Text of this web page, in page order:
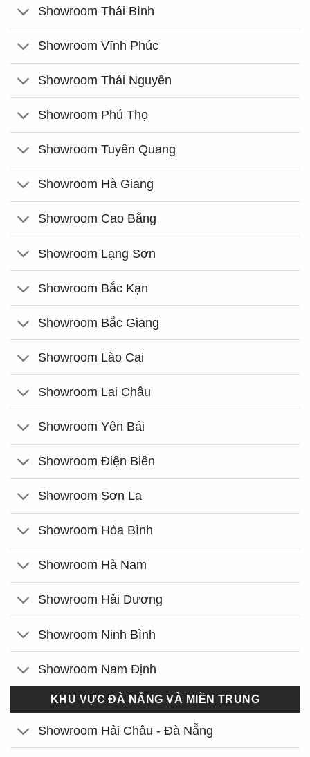
Showroom Thái Bình
Showroom Vĩnh Phúc
Showroom Thái Nguyên
Showroom Phú Thọ
Showroom Tuyên Quang
Showroom Hà Giang
Showroom Cao Bằng
Showroom Lạng Sơn
Showroom Bắc Kạn
Showroom Bắc Giang
Showroom Lào Cai
Showroom Lai Châu
Showroom Yên Bái
Showroom Điện Biên
Showroom Sơn La
Showroom Hòa Bình
Showroom Hà Nam
Showroom Hải Dương
Showroom Ninh Bình
Showroom Nam Định
KHU VỰC ĐÀ NẴNG VÀ MIỀN TRUNG
Showroom Hải Châu - Đà Nẵng